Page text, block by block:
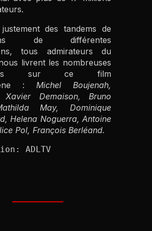
des tandems de
de différentes
tous admirateurs du
livrent les nombreuses
sur ce film
: Michel Boujenah,
Xavier Demaison, Bruno
May, Dominique
Helena Noguerra, Antoine
Pol, François Berléand.
ADLTV